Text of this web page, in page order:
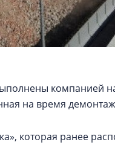
компанией
на время
которая ранее